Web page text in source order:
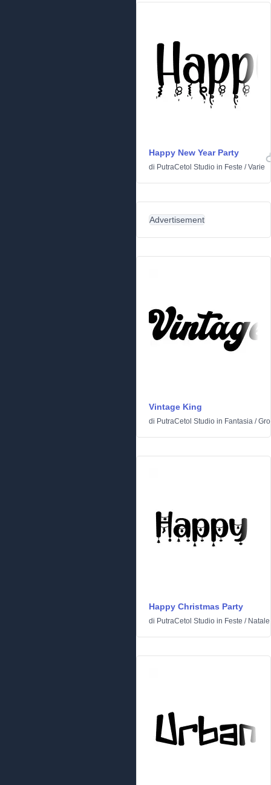
Happy New Year Party
di PutraCetol Studio in Feste /Varie
Advertisement
Vintage King
di PutraCetol Studio in Fantasia /
Happy Christmas Party
di PutraCetol Studio in Feste / Natale